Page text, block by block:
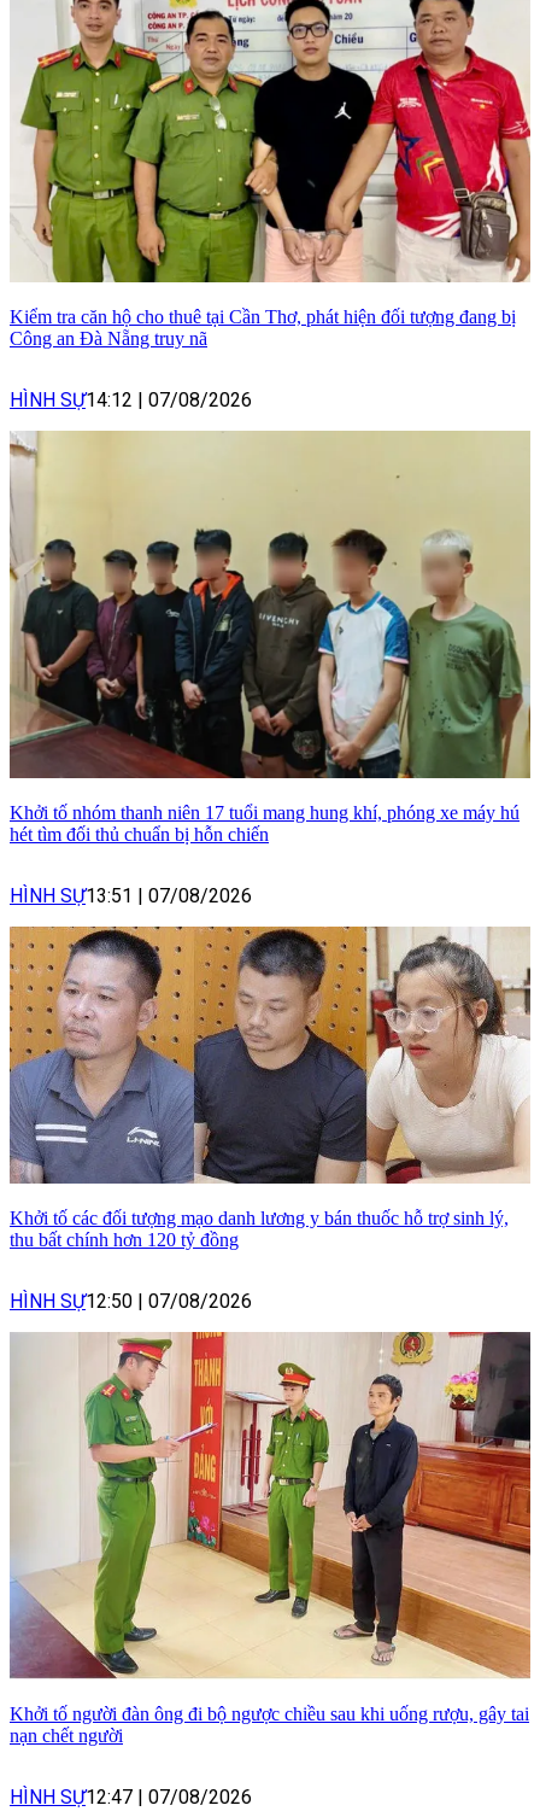
Kiểm tra căn hộ cho thuê tại Cần Thơ, phát hiện đối tượng đang bị
Công an Đà Nẵng truy nã
HÌNH SỰ14:12 07/08/2026
Khởi tố nhóm thanh niên 17 tuổi mang hung khí, phóng xe máy hú
hét tìm đối thủ chuẩn bị hỗn chiến
HÌNH SỰ13:51 07/08/2026
Khởi tố các đối tượng mạo danh lương y bán thuốc hỗ trợ sinh lý,
thu bất chính hơn 120 tỷ đồng
HÌNH SỰ12:50 | 07/08/2026
Khởi tố người đàn ông đi bộ ngược chiều sau khi uống rượu, gây tai
nạn chết người
HÌNH SỰ12:47 | 07/08/2026